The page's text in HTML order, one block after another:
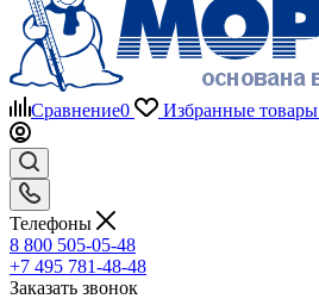
Сравнение0 Избранные товары
Телефоны
8 800 505-05-48
+7 495 781-48-48
Заказать звонок